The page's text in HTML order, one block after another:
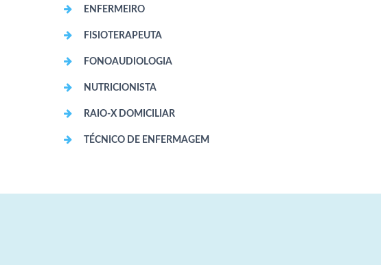
ENFERMEIRO
FISIOTERAPEUTA
FONOAUDIOLOGIA
NUTRICIONISTA
RAIO-X DOMICILIAR
TÉCNICO DE ENFERMAGEM